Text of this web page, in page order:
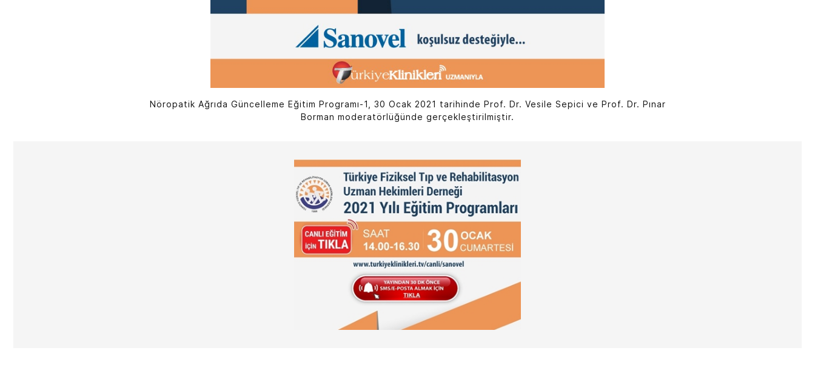
Nöropatik Ağrıda Güncelleme Eğitim Programı-1, 30 Ocak 2021 tarihinde Prof. Dr. Vesile Sepici ve Prof. Dr. Pınar
Borman moderatörlüğünde gerçekleştirilmiştir.